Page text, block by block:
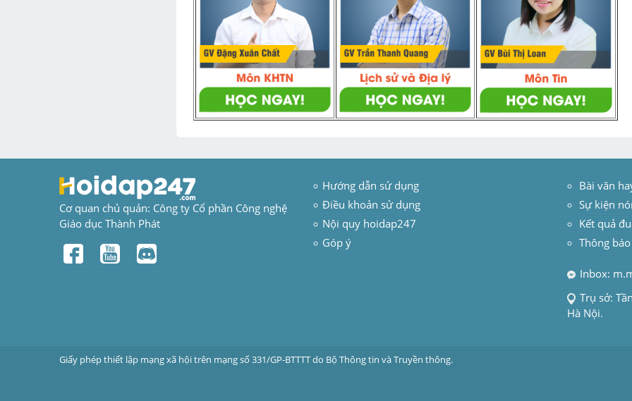
Cơ quan chủ quản: Công ty Cổ phần Công nghệ
Giáo dục Thành Phát
Hướng dẫn sử dụng
Điều khoản sử dụng
Nội quy hoidap247
Góp ý
Bài văn
Sự kiện
Kết quả
Thông báo
Inbox:
Trụ sở:
Hà Nội.
Giấy phép thiết lập mạng xã hội trên mạng số 331/GP-BTTTT do Bộ Thông tin và Truyền thông.